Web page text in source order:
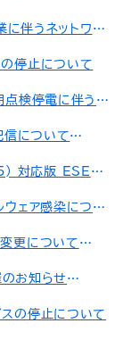
伴うネットワー
停止について
検停電に伴う医
信について
対応版 ESET
ウェア感染につい
更について
お知らせ
の停止について